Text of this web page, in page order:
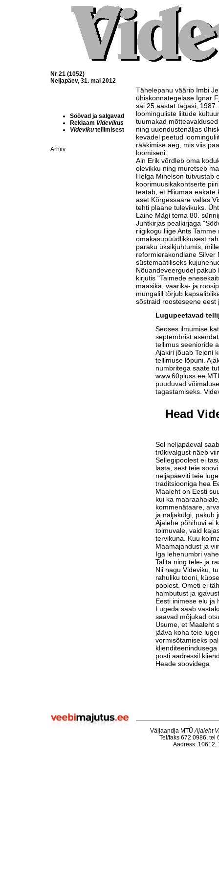
Nr 21 (1052)
Neljapäev, 31. mai 2012
Söövad ja salgavad
Reklaam Videvikus
Videviku tellimisest
Arhiiv
Tähelepanu väärib Imbi
ühiskonnategelase Ignar
sai 25 aastat tagasi,
loominguliste liitude
tuumakad
ning uuendustenäljas
kevadel peetud
rääkimise aeg, mis viis
loomiseni.
Ain Erik võrdleb oma
olevikku ning muretseb
Helga Mihelson tutvustab
koorimuusikakontserte
teatab, et Hiiumaa eakate
aset Kõrgessaare vallas
tehti plaane tulevikuks.
Laine Mägi tema 80.
Juhtkirjas pealkirjaga
riigikogu liige Ants
omakasupüüdlikkusest
paraku üksikjuhtumis,
reformierakondlane Silver
süstemaatiliseks
Nõuandeveergudel
kirjutis "Taimede
maasika, vaarika- ja
mungalill tõrjub
sõstraid roosteseene eest
Lugupeetavad
Seoses ilmumise
septembrist
tellimus seenioride
Ajakiri jõuab Teieni
tellimuse lõpuni.
numbritega saate
www.60pluss.ee
puuduvad
tagastamiseks.
Head
Sel neljapäeval
trükivalgust näeb
Sellegipoolest ei
lasta, sest teie
neljapäeviti teie
traditsiooniga hea
Maaleht on Eesti
kui ka
kommenätaare,
ja naljakülgi, pakub
Ajalehe põhihuvi ei
toimuvale, vaid
tervikuna. Kuu
Maamajandust ja
Iga lehenumbri
Talita ning tele- ja
Nii nagu Videviku,
rahuliku tooni,
poolest. Ometi ei
hambutust ja
Eesti inimese elu ja
Lugeda saab
saavad mõjukad
Usume, et Maaleht
jääva koha teie
vormisõtamiseks
posti aadressil
Heade soovidega
Väljaandja MTÜAjaleht
Tel/faks 672 0986, tel
Aadress: 10612,